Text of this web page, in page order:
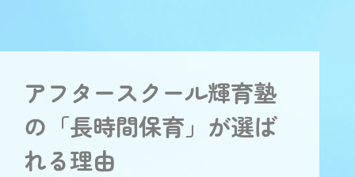
アフタースクール輝育塾
の「長時間保育」が選ば
れる理由